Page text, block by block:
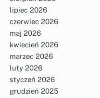
lipiec 2026
czerwiec 2026
maj 2026
kwiecień 2026
marzec 2026
luty 2026
styczeń 2026
grudzień 2025